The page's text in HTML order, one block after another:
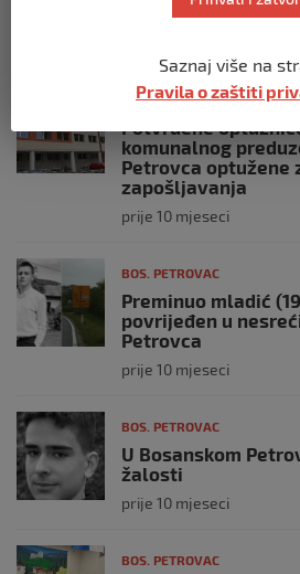
budžet nametanja,
BOS. PETROVAC
Potvrđene
komunalnog
Petrovca optužene
zapošljavanja
prije 10 mjeseci
BOS. PETROVAC
Preminuo mladić
povrijeđen u
Petrovca
prije 10 mjeseci
BOS. PETROVAC
U Bosanskom
žalosti
prije 10 mjeseci
BOS. PETROVAC
Saznaj više na
Pravila o zaštiti